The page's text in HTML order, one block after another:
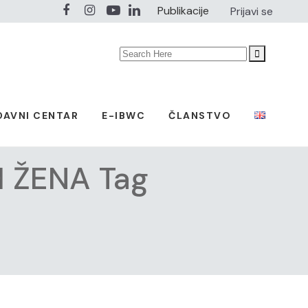
Publikacije Prijavi se
Search
CENTAR E-IBWC ČLANSTVO
ŽENA Tag